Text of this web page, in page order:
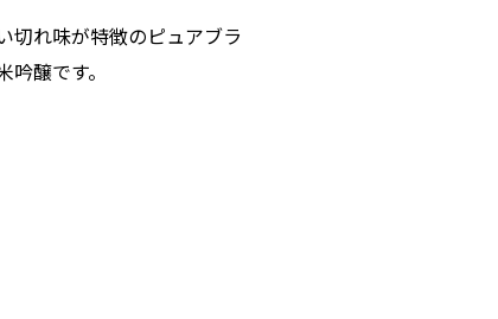
切れ味が特徴のピュアブラ
醸です。